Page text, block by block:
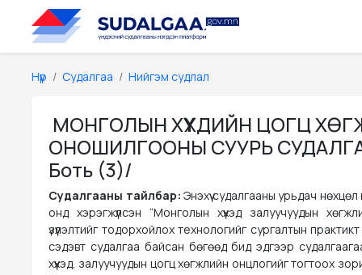
Нүүр Судалгаа Нийгэм судлал
МОНГОЛЫН ХҮҮХДИЙН ЦОГЦ
ОНОШИЛГООНЫ СУУРЬ
Боть (3)/
Судалгааны тайлбар:Энэхүү судалгааны урьдач
онд хэрэгжүүлсэн “Монголын хүүхэд залуучуудын
үзүүлэлтийг тодорхойлох технологийг сургалтын практикт
сэдэвт судалгаа байсан бөгөөд бид эдгээр
хүүхэд, залуучуудын цогц хөгжлийн онцлогийг тогтоох